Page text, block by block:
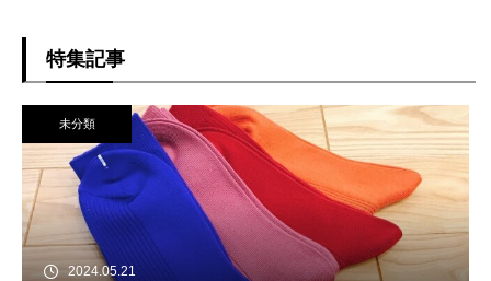
も最適なリアライン・バラン
スシューズ
特集記事
未分類
2024.05.21